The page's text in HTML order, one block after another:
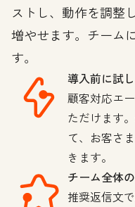
ストし、動作を調整
増やせます。チーム
す。
導入前に試
顧客対応エ
ただけます
て、お客さ
きます。
チーム全体
推奨返信文